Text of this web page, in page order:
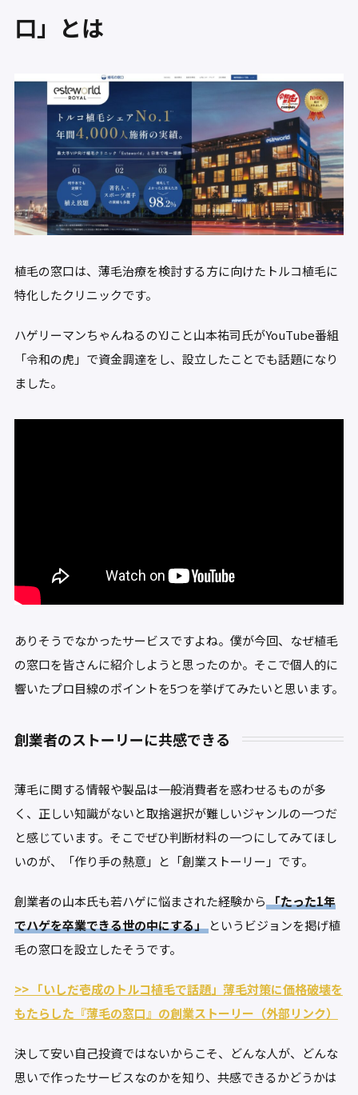
口」とは
植毛の窓口は、薄毛治療を検討する方に向けたトルコ植毛に
特化したクリニックです。
ハゲリーマンちゃんねるのYJこと山本祐司氏がYouTube番組
「令和の虎」で資金調達をし、設立したことでも話題になり
ました。
ありそうでなかったサービスですよね。僕が今回、なぜ植毛
の窓口を皆さんに紹介しようと思ったのか。そこで個人的に
響いたプロ目線のポイントを5つを挙げてみたいと思います。
創業者のストーリーに共感できる
薄毛に関する情報や製品は一般消費者を惑わせるものが多
く、正しい知識がないと取捨選択が難しいジャンルの一つだ
と感じています。そこでぜひ判断材料の一つにしてみてほし
いのが、「作り手の熱意」と「創業ストーリー」です。
創業者の山本氏も若ハゲに悩まされた経験から 「たった1年
でハゲを卒業できる世の中にする」というビジョンを掲げ植
毛の窓口を設立したそうです。
>> 「いしだ壱成のトルコ植毛で話題」薄毛対策に価格破壊を
もたらした『薄毛の窓口』の創業ストーリー（外部リンク）
決して安い自己投資ではないからこそ、どんな人が、どんな
思いで作ったサービスなのかを知り、共感できるかどうかは